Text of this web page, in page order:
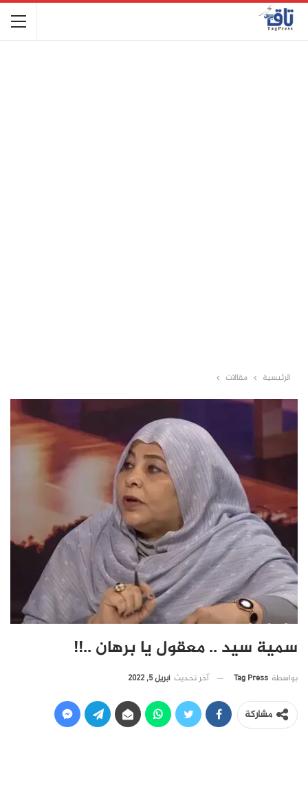
الرئيسية مقالات
سمية سيد .. معقول يا برهان ..!!
بواسطة Tag Press آخر تحديث أبريل 5, 2022
مشاركة